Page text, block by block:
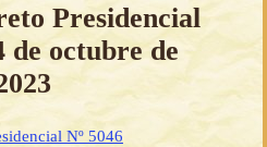
Presidencial
de octubre de
Nº 5046